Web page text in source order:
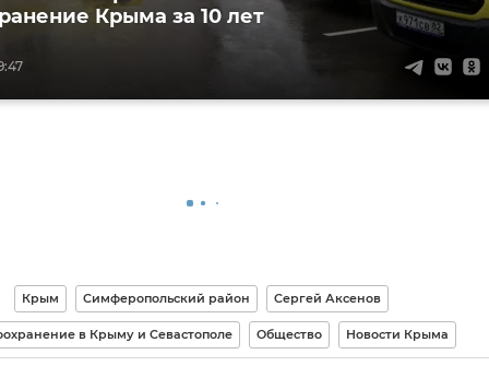
Крыма за 10 лет
Крым Симферопольский район Сергей Аксенов
в Крыму и Севастополе Общество Новости Крыма